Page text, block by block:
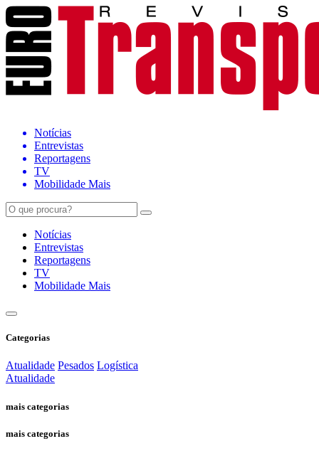
Notícias
Entrevistas
Reportagens
TV
Mobilidade Mais
Notícias
Entrevistas
Reportagens
TV
Mobilidade Mais
Categorias
Atualidade Pesados Logística
Atualidade
mais categorias
mais categorias